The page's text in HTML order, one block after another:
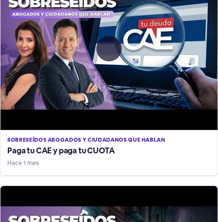
SOBRESEÍDOS ABOGADOS Y CIUDADANOS QUE HABLAN
Paga tu CAE y paga tu CUOTA
Hace 1 mes